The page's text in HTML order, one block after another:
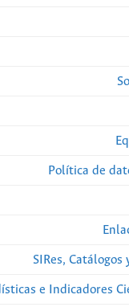
Política de
SIRes, Catálogos
e Indicadores